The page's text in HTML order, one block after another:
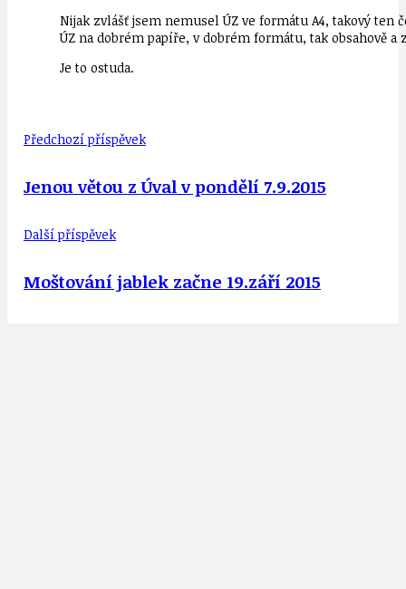
Nijak zvlášť jsem nemusel ÚZ ve formátu A4, takový
ÚZ na dobrém papíře, v dobrém formátu, tak obsahově
Je to ostuda.
Předchozí příspěvek
Jenou větou z Úval v pondělí 7.9.2015
Další příspěvek
Moštování jablek začne 19.září 2015